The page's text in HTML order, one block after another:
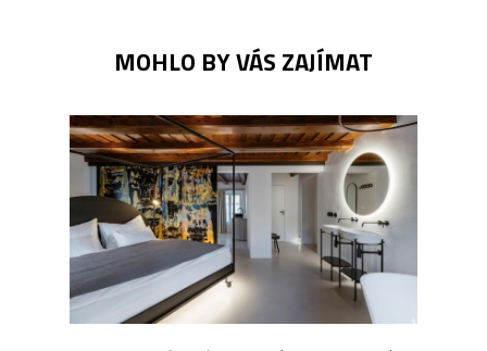
MOHLO BY VÁS ZAJÍMAT